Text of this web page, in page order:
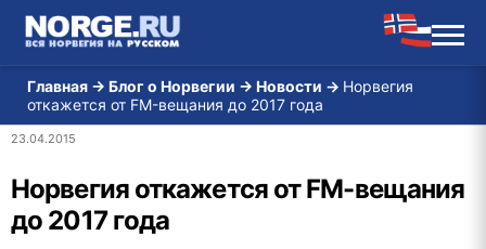
Главная → Блог о Норвегии → Новости → Норвегия
откажется от FM-вещания до 2017 года
23.04.2015
Норвегия откажется от FM-вещания
до 2017 года